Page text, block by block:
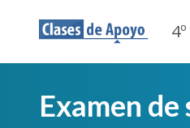
Examen